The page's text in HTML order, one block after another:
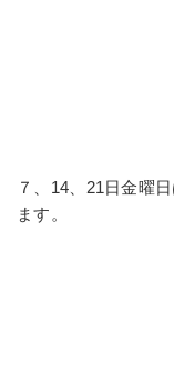
７、14、21日金曜
ます。